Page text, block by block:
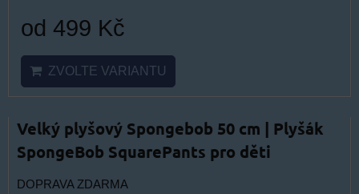
od 499 Kč
ZVOLTE VARIANTU
Velký plyšový Spongebob 50 cm | Plyšák
SpongeBob SquarePants pro děti
DOPRAVA ZDARMA